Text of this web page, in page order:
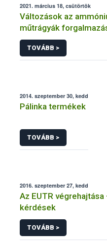
2021. március 18, csütörtök
Változások az
műtrágyák
TOVÁBB >
2014. szeptember 30, kedd
Pálinka termékek
TOVÁBB >
2016. szeptember 27, kedd
Az EUTR
kérdések
TOVÁBB >